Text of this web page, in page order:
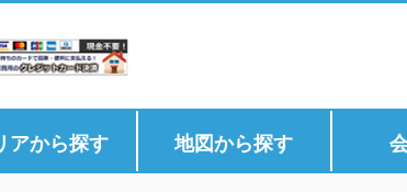
アから探す 地図から探す